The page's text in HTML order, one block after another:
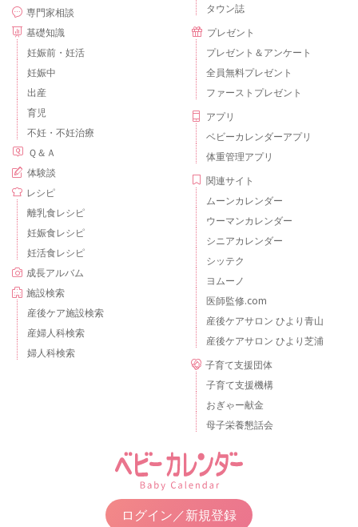
専門家相談
基礎知識
妊娠前・妊活
妊娠中
出産
育児
不妊・不妊治療
Ｑ＆Ａ
体験談
レシピ
離乳食レシピ
妊娠食レシピ
妊活食レシピ
成長アルバム
施設検索
産後ケア施設検索
産婦人科検索
婦人科検索
タウン誌
プレゼント
プレゼント＆アンケート
全員無料プレゼント
ファーストプレゼント
アプリ
ベビーカレンダーアプリ
体重管理アプリ
関連サイト
ムーンカレンダー
ウーマンカレンダー
シニアカレンダー
シッテク
ヨムーノ
医師監修.com
産後ケアサロン ひより青山
産後ケアサロン ひより芝浦
子育て支援団体
子育て支援機構
おぎゃー献金
母子栄養懇話会
ログイン／新規登録